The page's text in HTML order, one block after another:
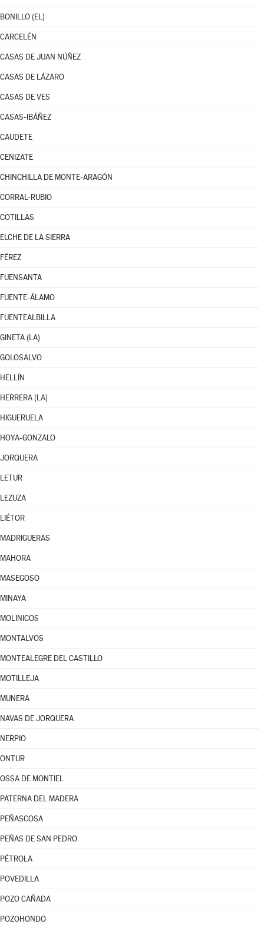
BONILLO (EL)
CARCELÉN
CASAS DE JUAN NÚÑEZ
CASAS DE LÁZARO
CASAS DE VES
CASAS-IBÁÑEZ
CAUDETE
CENIZATE
CHINCHILLA DE MONTE-ARAGÓN
CORRAL-RUBIO
COTILLAS
ELCHE DE LA SIERRA
FÉREZ
FUENSANTA
FUENTE-ÁLAMO
FUENTEALBILLA
GINETA (LA)
GOLOSALVO
HELLÍN
HERRERA (LA)
HIGUERUELA
HOYA-GONZALO
JORQUERA
LETUR
LEZUZA
LIÉTOR
MADRIGUERAS
MAHORA
MASEGOSO
MINAYA
MOLINICOS
MONTALVOS
MONTEALEGRE DEL CASTILLO
MOTILLEJA
MUNERA
NAVAS DE JORQUERA
NERPIO
ONTUR
OSSA DE MONTIEL
PATERNA DEL MADERA
PEÑASCOSA
PEÑAS DE SAN PEDRO
PÉTROLA
POVEDILLA
POZO CAÑADA
POZOHONDO